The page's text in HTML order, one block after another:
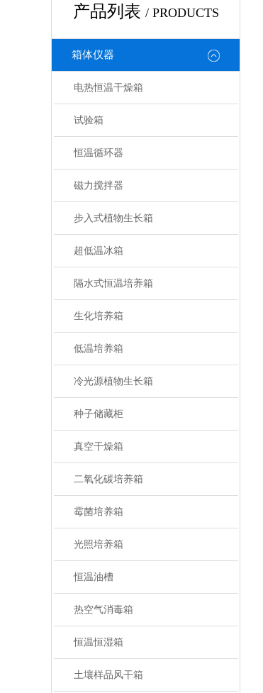
产品列表 / PRODUCTS
箱体仪器
电热恒温干燥箱
试验箱
恒温循环器
磁力搅拌器
步入式植物生长箱
超低温冰箱
隔水式恒温培养箱
生化培养箱
低温培养箱
冷光源植物生长箱
种子储藏柜
真空干燥箱
二氧化碳培养箱
霉菌培养箱
光照培养箱
恒温油槽
热空气消毒箱
恒温恒湿箱
土壤样品风干箱